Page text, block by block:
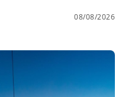
08/08/2026